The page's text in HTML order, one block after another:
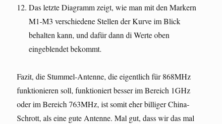
Das letzte Diagramm zeigt, wie man mit den Markern
M1-M3 verschiedene Stellen der Kurve im Blick
behalten kann, und dafür dann di Werte oben
eingeblendet bekommt.
Fazit, die Stummel-Antenne, die eigentlich für 868MHz
funktionieren soll, funktioniert besser im Bereich 1GHz
oder im Bereich 763MHz, ist somit eher billiger China-
Schrott, als eine gute Antenne. Mal gut, dass wir das mal